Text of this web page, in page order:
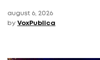
august 6, 2026
by VoxPublica